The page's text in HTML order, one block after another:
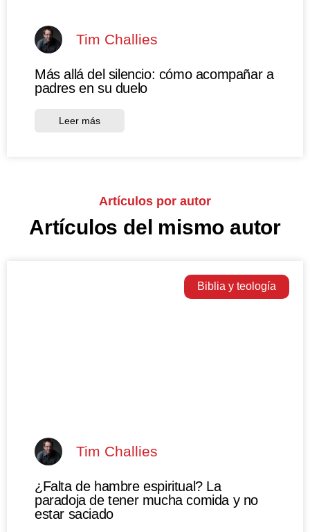
Tim Challies
Más allá del silencio: cómo acompañar a
padres en su duelo
Leer más
Artículos por autor
Artículos del mismo autor
Biblia y teología
Tim Challies
¿Falta de hambre espiritual? La
paradoja de tener mucha comida y no
estar saciado